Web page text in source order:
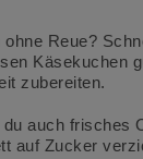
Reue?
Käsekuchen
zubereiten.
auch frisches
auf Zucker